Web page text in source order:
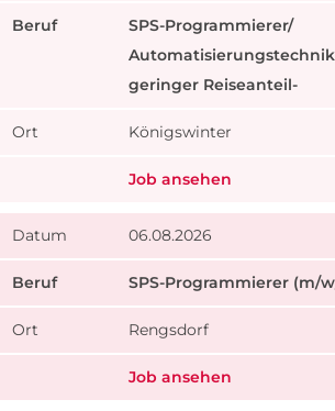
SPS-Programmierer/
geringer Reiseanteil-
Königswinter
Job ansehen
06.08.2026
SPS-Programmierer (m/
Rengsdorf
Job ansehen